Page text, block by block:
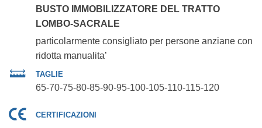
BUSTO IMMOBILIZZATORE DEL TRATTO
LOMBO-SACRALE
particolarmente consigliato per persone anziane con
ridotta manualita’
TAGLIE
65-70-75-80-85-90-95-100-105-110-115-120
CERTIFICAZIONI